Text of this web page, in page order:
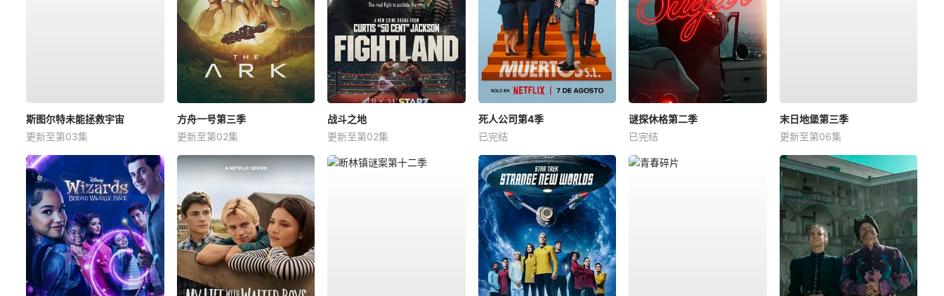
斯图尔特未能拯救宇宙
更新至第03集
方舟一号第三季
更新至第02集
战斗之地
更新至第02集
死人公司第4季
已完结
谜探休格第二季
已完结
末日地堡第三季
更新至第06集